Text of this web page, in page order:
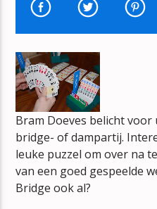
HUIDIG NUMMER
MEDIAZOETERMEER-RADIO
MZ-RADIO
mz-radio
Bram Doeves belicht voor
bridge- of dampartij.
leuke puzzel om over na
van een goed gespeelde
Bridge ook al?